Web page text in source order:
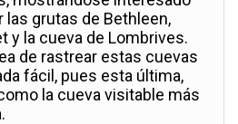
grutas de Bethleen,
y la cueva de Lombrives.
de rastrear estas cuevas
fácil, pues esta última,
la cueva visitable más